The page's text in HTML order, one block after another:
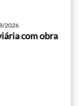
2026
com obra